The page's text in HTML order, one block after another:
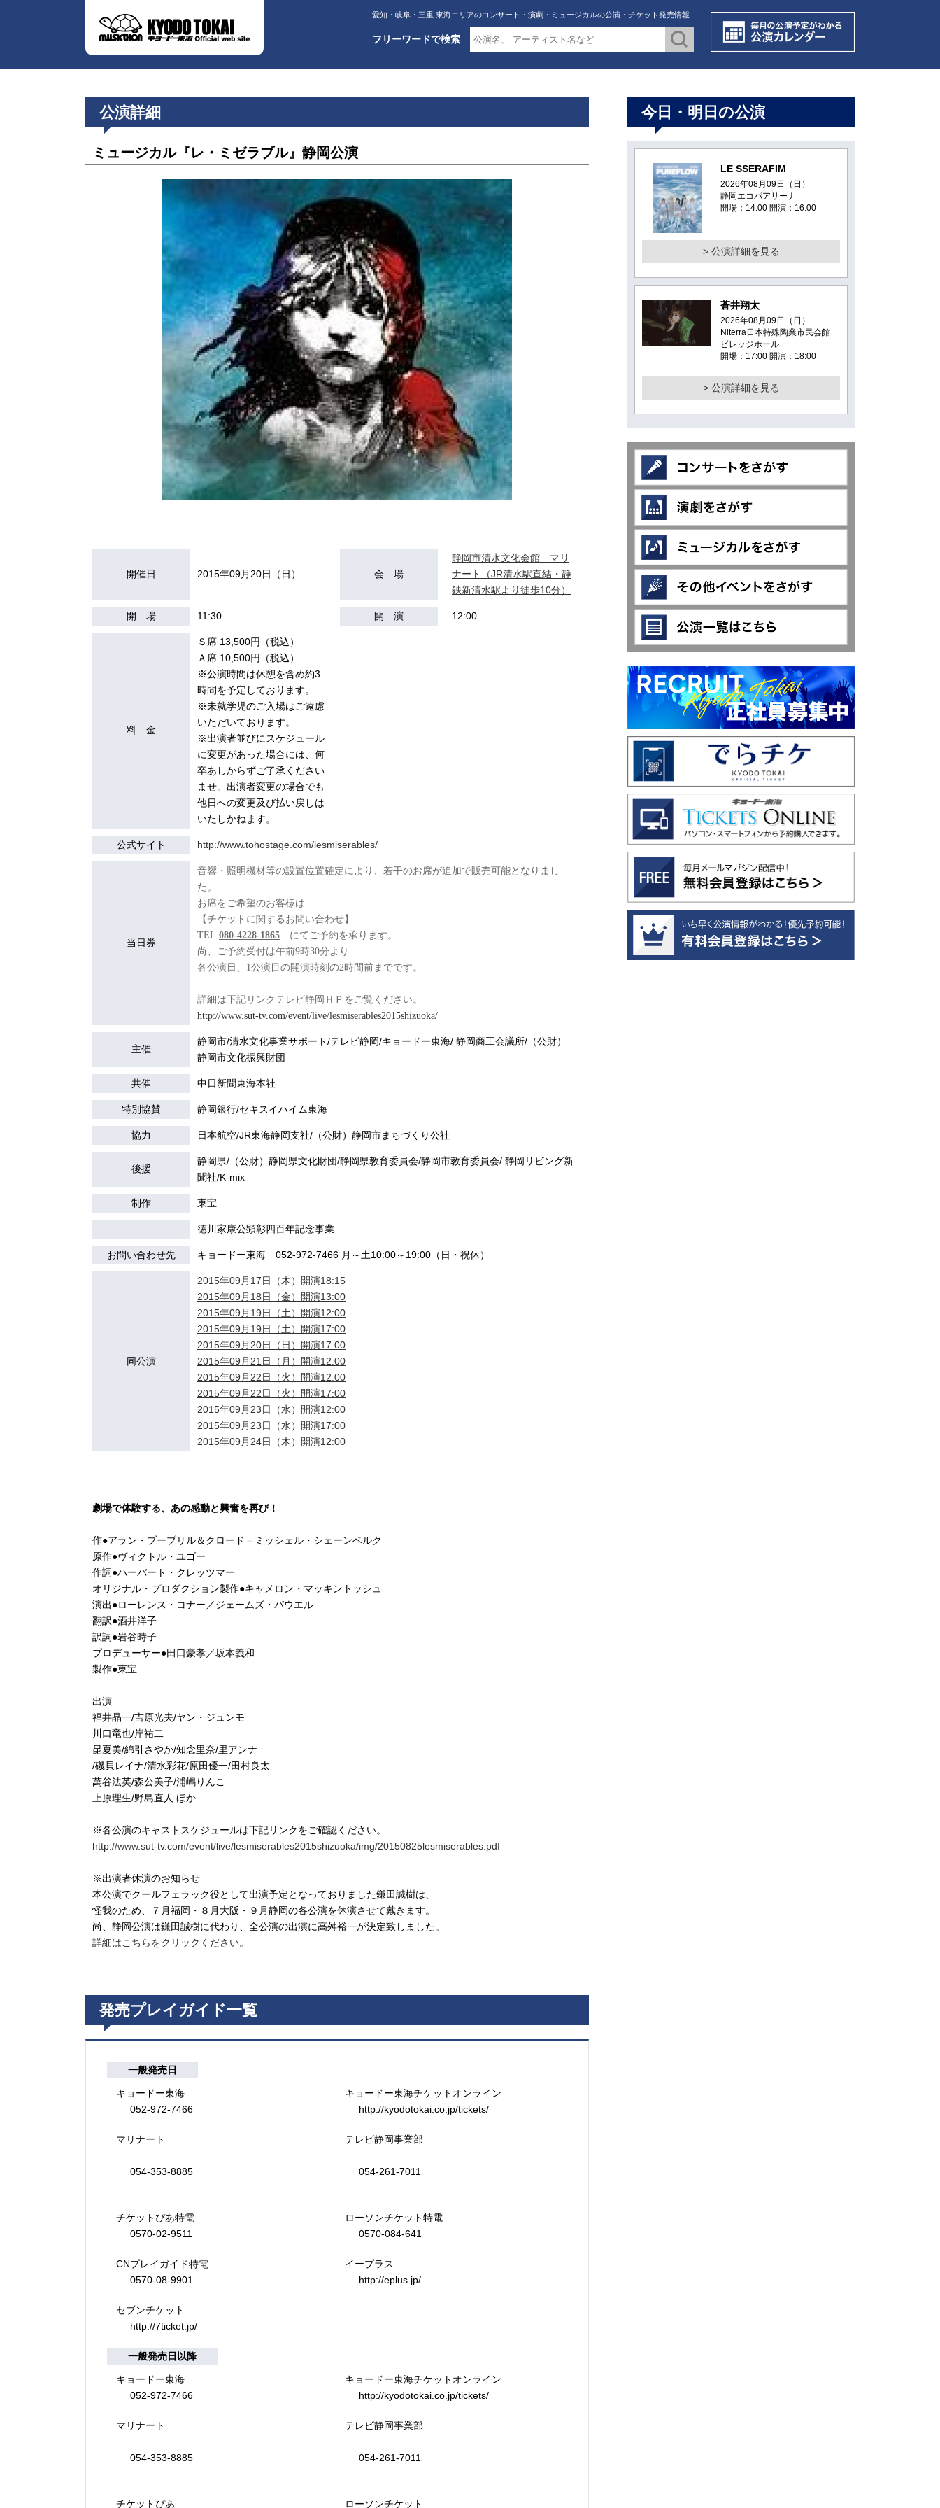
愛知・岐阜・三重 東海エリアのコンサート・演劇・ミュージカルの公演・チケット発売情報
フリーワードで検索
公演詳細
ミュージカル『レ・ミゼラブル』静岡公演
開催日 2015年09月20日（日） 会 場
静岡市清水文化会館 マリ
ナート（JR清水駅直結・静
鉄新清水駅より徒歩10分）
開 場 11:30 開 演 12:00
料 金
Ｓ席 13,500円（税込）
Ａ席 10,500円（税込）
※公演時間は休憩を含め約3
時間を予定しております。
※未就学児のご入場はご遠慮
いただいております。
※出演者並びにスケジュール
に変更があった場合には、何
卒あしからずご了承ください
ませ。出演者変更の場合でも
他日への変更及び払い戻しは
いたしかねます。
公式サイト http://www.tohostage.com/lesmiserables/
当日券
音響・照明機材等の設置位置確定により、若干のお席が追加で販売可能となりまし
た。
お席をご希望のお客様は
【チケットに関するお問い合わせ】
TEL:080-4228-1865 にてご予約を承ります。
尚、ご予約受付は午前9時30分より
各公演日、1公演目の開演時刻の2時間前までです。
詳細は下記リンクテレビ静岡ＨＰをご覧ください。
http://www.sut-tv.com/event/live/lesmiserables2015shizuoka/
主催
静岡市/清水文化事業サポート/テレビ静岡/キョードー東海/ 静岡商工会議所/（公財）
静岡市文化振興財団
共催 中日新聞東海本社
特別協賛 静岡銀行/セキスイハイム東海
協力 日本航空/JR東海静岡支社/（公財）静岡市まちづくり公社
後援
静岡県/（公財）静岡県文化財団/静岡県教育委員会/静岡市教育委員会/ 静岡リビング新
聞社/K-mix
制作 東宝
徳川家康公顕彰四百年記念事業
お問い合わせ先 キョードー東海 052-972-7466 月～土10:00～19:00（日・祝休）
同公演
2015年09月17日（木）開演18:15
2015年09月18日（金）開演13:00
2015年09月19日（土）開演12:00
2015年09月19日（土）開演17:00
2015年09月20日（日）開演17:00
2015年09月21日（月）開演12:00
2015年09月22日（火）開演12:00
2015年09月22日（火）開演17:00
2015年09月23日（水）開演12:00
2015年09月23日（水）開演17:00
2015年09月24日（木）開演12:00
劇場で体験する、あの感動と興奮を再び！
作●アラン・ブーブリル＆クロード＝ミッシェル・シェーンベルク
原作●ヴィクトル・ユゴー
作詞●ハーバート・クレッツマー
オリジナル・プロダクション製作●キャメロン・マッキントッシュ
演出●ローレンス・コナー／ジェームズ・パウエル
翻訳●酒井洋子
訳詞●岩谷時子
プロデューサー●田口豪孝／坂本義和
製作●東宝
出演
福井晶一/吉原光夫/ヤン・ジュンモ
川口竜也/岸祐二
昆夏美/綿引さやか/知念里奈/里アンナ
/磯貝レイナ/清水彩花/原田優一/田村良太
萬谷法英/森公美子/浦嶋りんこ
上原理生/野島直人 ほか
※各公演のキャストスケジュールは下記リンクをご確認ください。
http://www.sut-tv.com/event/live/lesmiserables2015shizuoka/img/20150825lesmiserables.pdf
※出演者休演のお知らせ
本公演でクールフェラック役として出演予定となっておりました鎌田誠樹は、
怪我のため、７月福岡・８月大阪・９月静岡の各公演を休演させて戴きます。
尚、静岡公演は鎌田誠樹に代わり、全公演の出演に高舛裕一が決定致しました。
詳細はこちらをクリックください。
発売プレイガイド一覧
一般発売日
キョードー東海
052-972-7466
キョードー東海チケットオンライン
http://kyodotokai.co.jp/tickets/
マリナート
054-353-8885
テレビ静岡事業部
054-261-7011
チケットぴあ特電
0570-02-9511
ローソンチケット特電
0570-084-641
CNプレイガイド特電
0570-08-9901
イープラス
http://eplus.jp/
セブンチケット
http://7ticket.jp/
一般発売日以降
キョードー東海
052-972-7466
キョードー東海チケットオンライン
http://kyodotokai.co.jp/tickets/
マリナート
054-353-8885
テレビ静岡事業部
054-261-7011
チケットぴあ ローソンチケット
今日・明日の公演
LE SSERAFIM
2026年08月09日（日）
静岡エコパアリーナ
開場：14:00 開演：16:00
> 公演詳細を見る
蒼井翔太
2026年08月09日（日）
Niterra日本特殊陶業市民会館
ビレッジホール
開場：17:00 開演：18:00
> 公演詳細を見る